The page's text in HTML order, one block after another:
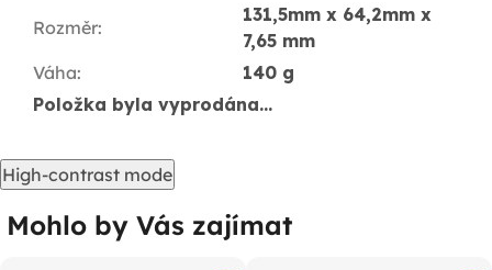
Rozměr:
131,5mm x 64,2mm x
7,65 mm
Váha:
140 g
Položka byla vyprodána…
High-contrast mode
Mohlo by Vás zajímat